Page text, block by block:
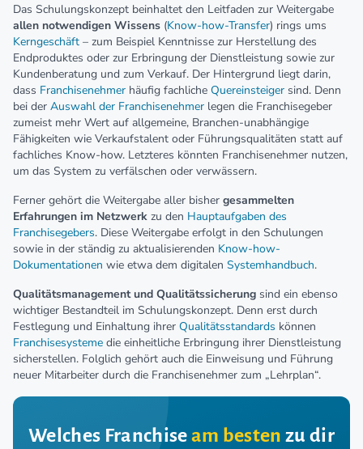
Das Schulungskonzept beinhaltet den Leitfaden zur Weitergabe
allen notwendigen Wissens (Know-how-Transfer) rings ums
Kerngeschäft – zum Beispiel Kenntnisse zur Herstellung des
Endproduktes oder zur Erbringung der Dienstleistung sowie zur
Kundenberatung und zum Verkauf. Der Hintergrund liegt darin,
dass Franchisenehmer häufig fachliche Quereinsteiger sind. Denn
bei der Auswahl der Franchisenehmer legen die Franchisegeber
zumeist mehr Wert auf allgemeine, Branchen-unabhängige
Fähigkeiten wie Verkaufstalent oder Führungsqualitäten statt auf
fachliches Know-how. Letzteres könnten Franchisenehmer nutzen,
um das System zu verfälschen oder verwässern.
Ferner gehört die Weitergabe aller bisher gesammelten
Erfahrungen im Netzwerk zu den Hauptaufgaben des
Franchisegebers. Diese Weitergabe erfolgt in den Schulungen
sowie in der ständig zu aktualisierenden Know-how-
Dokumentationen wie etwa dem digitalen Systemhandbuch.
Qualitätsmanagement und Qualitätssicherung sind ein ebenso
wichtiger Bestandteil im Schulungskonzept. Denn erst durch
Festlegung und Einhaltung ihrer Qualitätsstandards können
Franchisesysteme die einheitliche Erbringung ihrer Dienstleistung
sicherstellen. Folglich gehört auch die Einweisung und Führung
neuer Mitarbeiter durch die Franchisenehmer zum „Lehrplan“.
Welches Franchiseam besten zu dir